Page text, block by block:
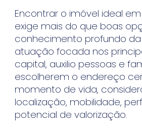
Encontrar o imóvel ideal em
exige mais do que boas
conhecimento profundo
atuação focada nos
capital, auxilio pessoas e
escolherem o endereço
momento de vida,
localização, mobilidade,
potencial de valorização.